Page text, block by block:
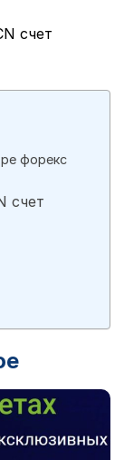
счет
форекс
счет